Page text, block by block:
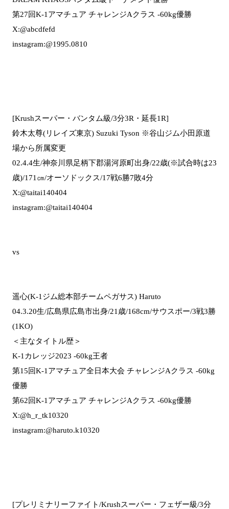
第27回K-1アマチュア チャレンジAクラス -60kg優勝
X:@abcdfefd
instagram:@1995.0810
[Krushスーパー・バンタム級/3分3R・延長1R]
鈴木太尊(リレイズ東京) Suzuki Tyson ※谷山ジム小田原道
場から所属変更
02.4.4生/神奈川県足柄下郡湯河原町出身/22歳(※試合時は23
歳)/171㎝/オーソドックス/17戦6勝7敗4分
X:@taitai140404
instagram:@taitai140404
vs
遥心(K-1ジム総本部チームペガサス) Haruto
04.3.20生/広島県広島市出身/21歳/168cm/サウスポー/3戦3勝
(1KO)
＜主なタイトル歴＞
K-1カレッジ2023 -60kg王者
第15回K-1アマチュア全日本大会 チャレンジAクラス -60kg
優勝
第62回K-1アマチュア チャレンジAクラス -60kg優勝
X:@h_r_tk10320
instagram:@haruto.k10320
[プレリミナリーファイト/Krushスーパー・フェザー級/3分